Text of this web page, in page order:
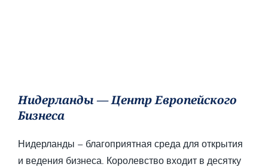
Нидерланды — Центр Европейского
Бизнеса
Нидерланды – благоприятная среда для открытия
и ведения бизнеса. Королевство входит в десятку